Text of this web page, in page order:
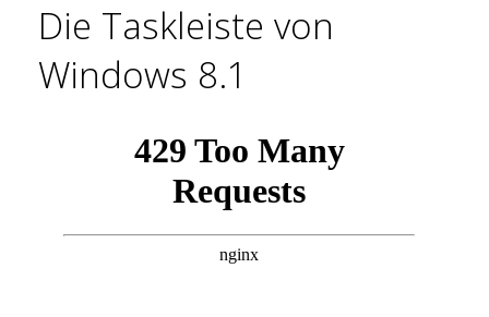
Die Taskleiste von
Windows 8.1